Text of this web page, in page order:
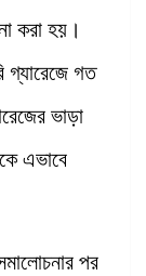
করা হয়।
গ্যারেজে গত
ভাড়া
এভাবে
পর